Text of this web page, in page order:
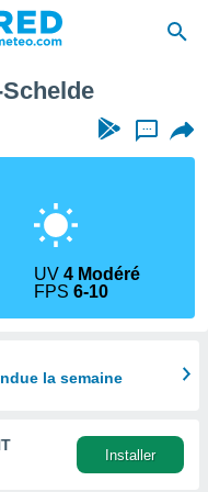
...
UV4 Modéré
FPS6-10
la semaine
Installer